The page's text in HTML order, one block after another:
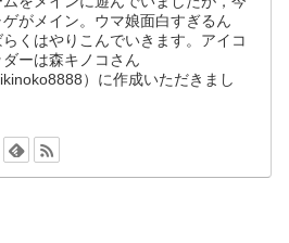
がメイン。ウマ娘面白すぎるん
くはやりこんでいきます。アイコ
ダーは森キノコさん
）に作成いただきまし